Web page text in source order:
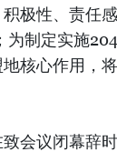
极性、责任
制定实施
核心作用，
会议闭幕辞